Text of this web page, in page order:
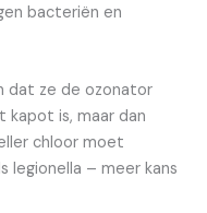
bacteriën en
dat ze de ozonator
is, maar dan
chloor moet
legionella – meer kans